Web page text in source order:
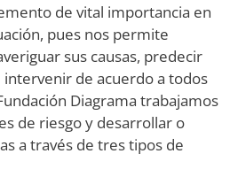
de vital importancia en
pues nos permite
sus causas, predecir
intervenir de acuerdo a todos
Diagrama trabajamos
de riesgo y desarrollar o
a través de tres tipos de